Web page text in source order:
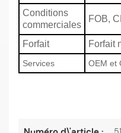
Conditions
commerciales
FOB,
Forfait Forfait
Services OEM et